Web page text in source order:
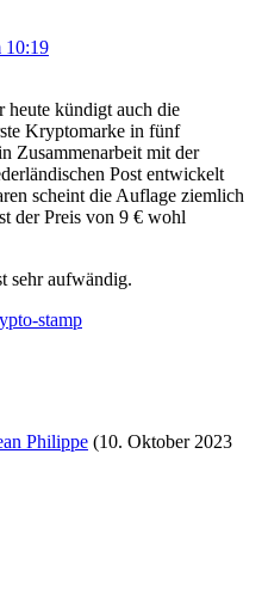
10:19
heute kündigt auch die
Kryptomarke in fünf
Zusammenarbeit mit der
Post entwickelt
scheint die Auflage ziemlich
der Preis von 9 € wohl
sehr aufwändig.
stamp
Philippe (10. Oktober 2023